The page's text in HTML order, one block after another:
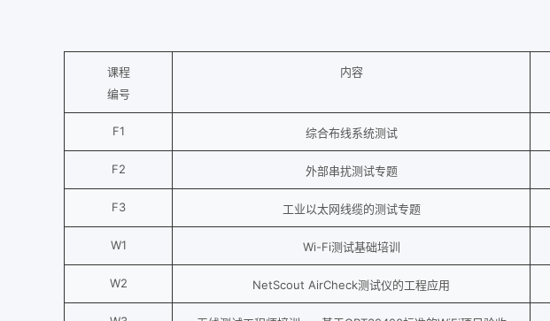
课程
编号
内容
F1 综合布线系统测试
F2 外部串扰测试专题
F3 工业以太网线缆的测试专题
W1 Wi-Fi测试基础培训
W2 NetScout AirCheck测试仪的工程应用